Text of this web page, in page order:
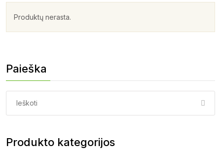
Produktų nerasta.
Paieška
Produkto kategorijos